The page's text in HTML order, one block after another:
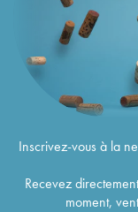
Inscrivez-vous à la
Recevez
moment,